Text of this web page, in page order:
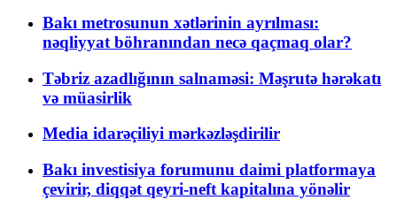
Bakı metrosunun xətlərinin ayrılması:
nəqliyyat böhranından necə qaçmaq olar?
Təbriz azadlığının salnaməsi: Məşrutə hərəkatı
və müasirlik
Media idarəçiliyi mərkəzləşdirilir
Bakı investisiya forumunu daimi platformaya
çevirir, diqqət qeyri-neft kapitalına yönəlir